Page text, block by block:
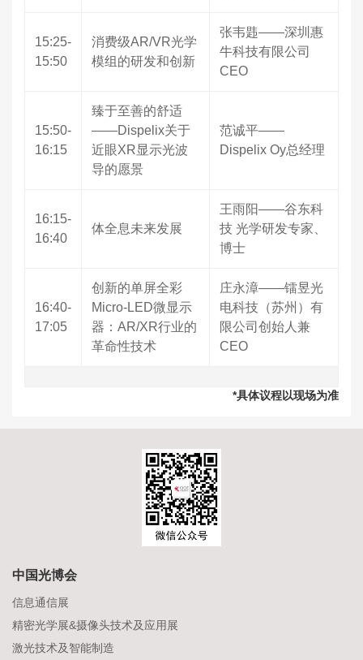
15:25-
15:50
消费级AR/VR光学
模组的研发和创新
张韦韪——深圳惠
牛科技有限公司
CEO
15:50-
16:15
臻于至善的舒适
——Dispelix关于
近眼XR显示光波
导的愿景
范诚平——
Dispelix Oy总经理
16:15-
16:40
体全息未来发展
王雨阳——谷东科
技 光学研发专家、
博士
16:40-
17:05
创新的单屏全彩
Micro-LED微显示
器：AR/XR行业的
革命性技术
庄永漳——镭昱光
电科技（苏州）有
限公司创始人兼
CEO
*具体议程以现场为准
中国光博会
信息通信展
精密光学展&摄像头技术及应用展
激光技术及智能制造